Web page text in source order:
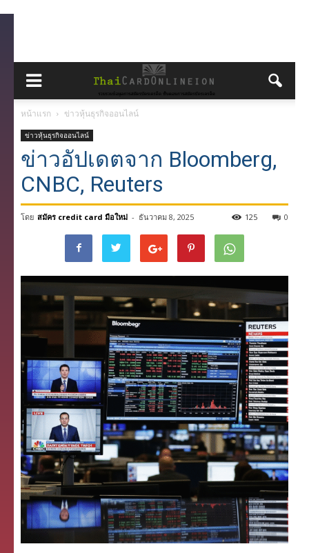
หน้าแรก ข่าวหุ้นธุรกิจออนไลน์
ข่าวหุ้นธุรกิจออนไลน์
ข่าวอัปเดตจาก Bloomberg,
CNBC, Reuters
โดย สมัคร credit card มือใหม่ - ธันวาคม 8, 2025 0
125